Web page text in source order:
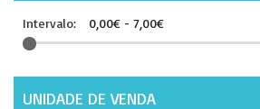
Intervalo: 0,00€ - 7,00€
UNIDADE DE VENDA